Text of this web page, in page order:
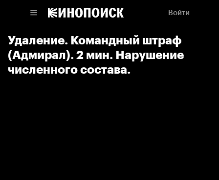
Войти
Удаление. Командный штраф
(Адмирал). 2 мин. Нарушение
численного состава.